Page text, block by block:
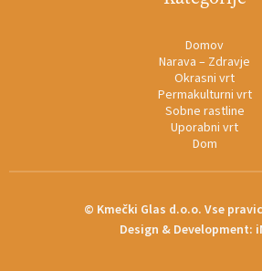
Domov
Narava – Zdravje
Okrasni vrt
Permakulturni vrt
Sobne rastline
Uporabni vrt
Dom
© Kmečki Glas d.o.o. Vse
Design & Development: